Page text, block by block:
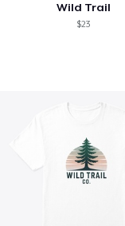
Wild Trail
$23